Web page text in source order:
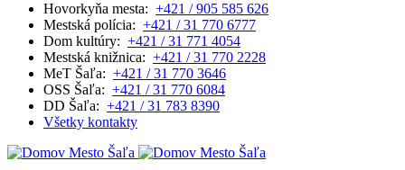
Hovorkyňa mesta: +421 / 905 585 626
Mestská polícia: +421 / 31 770 6777
Dom kultúry: +421 / 31 771 4054
Mestská knižnica: +421 / 31 770 2228
MeT Šaľa: +421 / 31 770 3646
OSS Šaľa: +421 / 31 770 6084
DD Šaľa: +421 / 31 783 8390
Všetky kontakty